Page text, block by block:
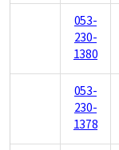
053-
230-
1380
053-
230-
1378